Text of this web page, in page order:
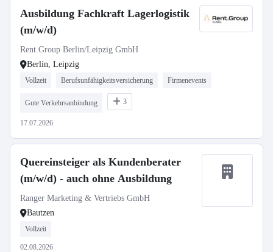
Ausbildung Fachkraft Lagerlogistik
(m/w/d)
Rent.Group Berlin/Leipzig GmbH
Berlin, Leipzig
Vollzeit Berufsunfähigkeitsversicherung Firmenevents
Gute Verkehrsanbindung 3
17.07.2026
Quereinsteiger als Kundenberater
(m/w/d) - auch ohne Ausbildung
Ranger Marketing & Vertriebs GmbH
Bautzen
Vollzeit
02.08.2026